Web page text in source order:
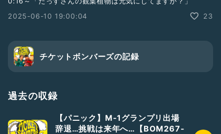
2025-06-10 19:00:04
23
チケットボンバーズの記録
過去の収録
【パニック】M-1グランプリ出場
辞退…挑戦は来年へ…【BOM267-